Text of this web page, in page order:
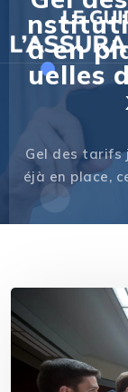
à en
uelles
Gel des tarifs
éjà en place,